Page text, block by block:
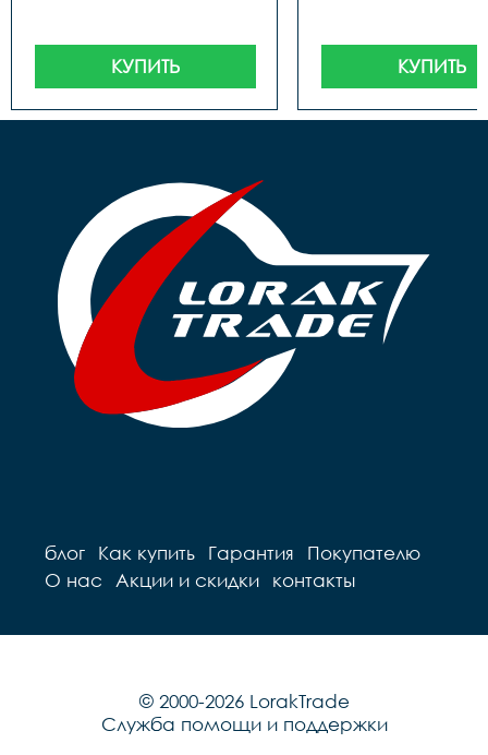
КУПИТЬ КУПИТЬ
блог Как купить Гарантия
Покупателю
О нас
Акции и скидки контакты
© 2000-2026 LorakTrade
Служба помощи и поддержки